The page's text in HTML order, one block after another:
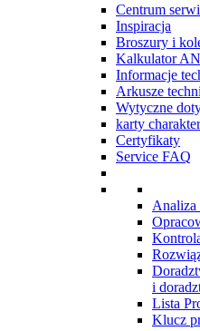
Centrum
Inspiracja
Broszury i
Kalkulator
Informacje
Arkusze
Wytyczne
karty
Certyfikaty
Service FAQ
Analiza
i
Lista
Klucz